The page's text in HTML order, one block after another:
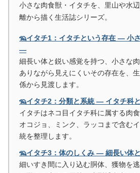
小さな肉食獣・イタチを、里山や水
離から描く生活誌シリーズ。
🦡イタチ1：イタチという存在 ― 小
―
細長い体と鋭い感覚を持つ、小さな
ありながら見えにくいその存在を、
係から見渡します。
🦡イタチ2：分類と系統 ― イタチ科
イタチはネコ目イタチ科に属する肉
オコジョ、ミンク、ラッコまで含む
統を整理します。
🦡イタチ3：体のしくみ ― 細長い体
細いすき間に入り込む胴体、獲物を